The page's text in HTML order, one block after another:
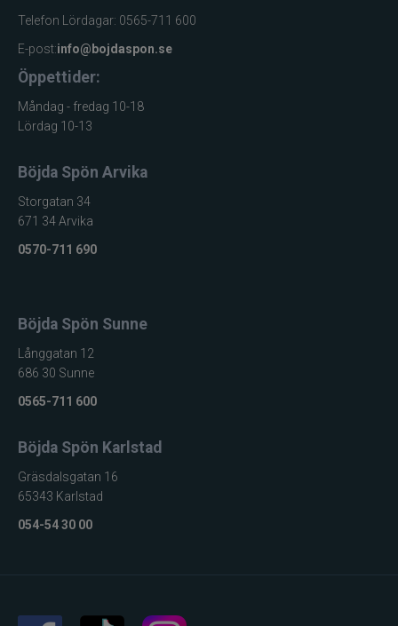
Telefon Lördagar: 0565-711 600
E-post:info@bojdaspon.se
Öppettider:
Måndag - fredag 10-18
Lördag 10-13
Böjda Spön Arvika
Storgatan 34
671 34 Arvika
0570-711 690
Böjda Spön Sunne
Långgatan 12
686 30 Sunne
0565-711 600
Böjda Spön Karlstad
Gräsdalsgatan 16
65343 Karlstad
054-54 30 00